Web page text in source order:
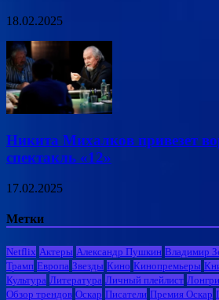
18.02.2025
Никита Михалков привезет
спектакль «12»
17.02.2025
Метки
Netflix Актеры Александр Пушкин Владимир
Трамп Европа Звезды Кино Кинопремьеры
Культура Литература Личный плейлист
Обзор трендов Оскар Писатели Премия Оскар